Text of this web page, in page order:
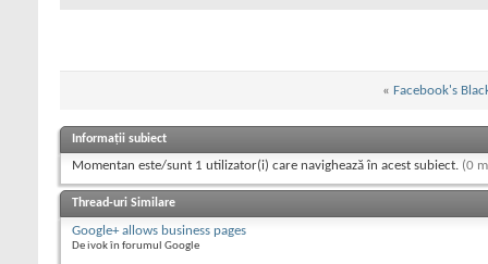
« Facebook's
Informații subiect
Momentan este/sunt 1 utilizator(i) care navighează în acest subiect. (0
Thread-uri Similare
Google+ allows business pages
De ivok în forumul Google